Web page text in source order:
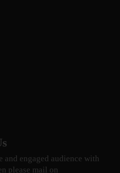
and engaged audience with
please mail on